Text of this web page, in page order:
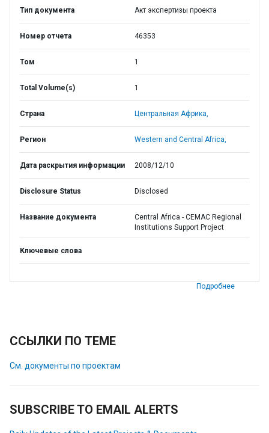
Тип документа Акт экспертизы проекта
Номер отчета 46353
Том 1
Total Volume(s) 1
Страна Центральная Африка,
Регион Western and Central Africa,
Дата раскрытия информации 2008/12/10
Disclosure Status Disclosed
Название документа
Central Africa - CEMAC Regional
Institutions Support Project
Ключевые слова
Подробнее
ССЫЛКИ ПО ТЕМЕ
См. документы по проектам
SUBSCRIBE TO EMAIL ALERTS